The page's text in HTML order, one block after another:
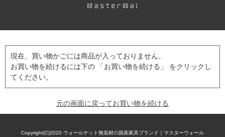
現在、買い物かごには商品が入っておりません。
お買い物を続けるには下の 「お買い物を続ける」 をクリックし
てください。
元の画面に戻ってお買い物を続ける
Copyright(C)2020 ウォールナット無垢材の国産家具ブランド｜マスターウォール